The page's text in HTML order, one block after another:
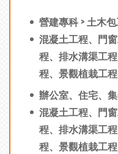
營建專科 > 土木
混凝土工程、門
程、排水溝渠工
程、景觀植栽工
程、木作工程、
理(PCM)、防水
工程、景觀設備
綠化工程、地坪
辦公室、住宅、
混凝土工程、門
程、排水溝渠工
程、景觀植栽工